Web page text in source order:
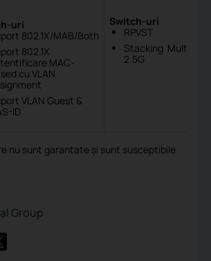
uri
802.1X/MAB/Both
802.1X
MAC-
cu VLAN
VLAN Guest &
ID
Switch-uri
RPVST
Stacking Multi-
2.5G
nu sunt garantate și sunt susceptibile
Group